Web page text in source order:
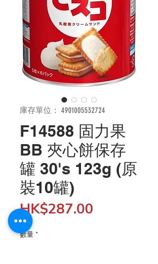
庫存單位： 4901005532724
F14588 固力果
BB 夾心餅保存
罐 30's 123g (原
裝10罐)
HK$287.00
數量 *